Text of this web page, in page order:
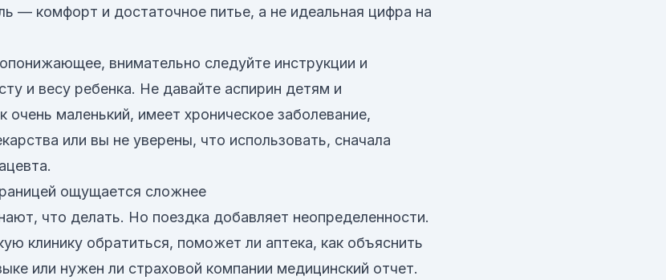
— комфорт и достаточное питье, а не идеальная цифра на
внимательно следуйте инструкции и
и весу ребенка. Не давайте аспирин детям и
очень маленький, имеет хроническое заболевание,
или вы не уверены, что использовать, сначала
ощущается сложнее
что делать. Но поездка добавляет неопределенности.
клинику обратиться, поможет ли аптека, как объяснить
или нужен ли страховой компании медицинский отчет.